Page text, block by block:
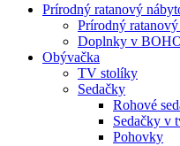
Prírodný ratanový
Prírodný
Doplnky v
Obývačka
TV stolíky
Sedačky
Rohové
Sedačky v
Pohovky